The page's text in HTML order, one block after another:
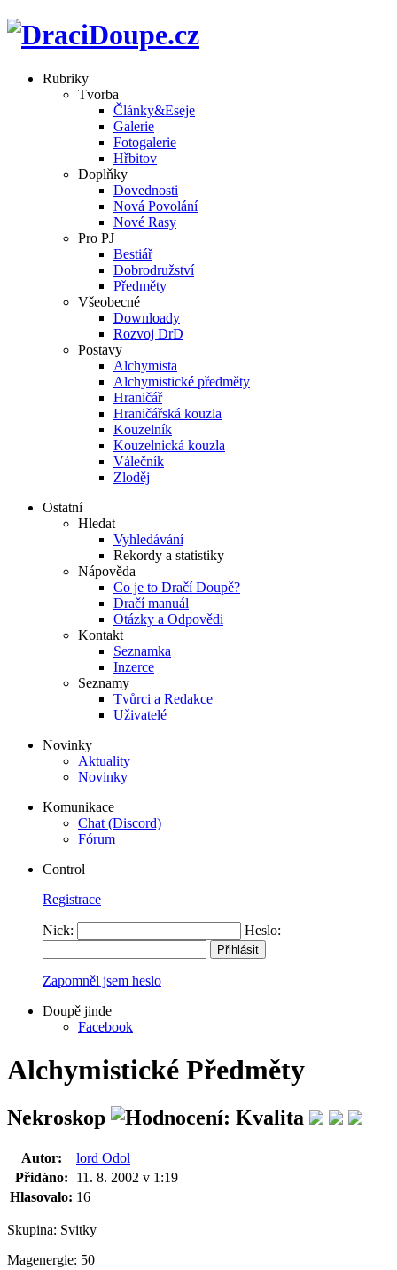
Rubriky
Tvorba
Články&Eseje
Galerie
Fotogalerie
Hřbitov
Doplňky
Dovednosti
Nová Povolání
Nové Rasy
Pro PJ
Bestiář
Dobrodružství
Předměty
Všeobecné
Downloady
Rozvoj DrD
Postavy
Alchymista
Alchymistické předměty
Hraničář
Hraničářská kouzla
Kouzelník
Kouzelnická kouzla
Válečník
Zloděj
Ostatní
Hledat
Vyhledávání
Rekordy a statistiky
Nápověda
Co je to Dračí Doupě?
Dračí manuál
Otázky a Odpovědi
Kontakt
Seznamka
Inzerce
Seznamy
Tvůrci a Redakce
Uživatelé
Novinky
Aktuality
Novinky
Komunikace
Chat (Discord)
Fórum
Control
Registrace
Nick: Heslo:
Zapomněl jsem heslo
Doupě jinde
Facebook
Alchymistické Předměty
Nekroskop
Autor:
lord Odol
Přidáno:
11. 8. 2002 v 1:19
Hlasovalo: 16
Skupina: Svitky
Magenergie: 50